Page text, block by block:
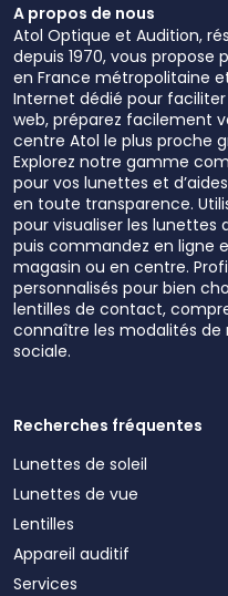
A propos de nous
Atol Optique et Audition,
depuis 1970, vous
en France métropolitaine
Internet dédié pour
web, préparez facilement
centre Atol le plus proche
Explorez notre gamme
pour vos lunettes et
en toute transparence.
pour visualiser les
puis commandez en ligne
magasin ou en centre.
personnalisés pour bien
lentilles de contact,
connaître les modalités
sociale.
Recherches fréquentes
Lunettes de soleil
Lunettes de vue
Lentilles
Appareil auditif
Services